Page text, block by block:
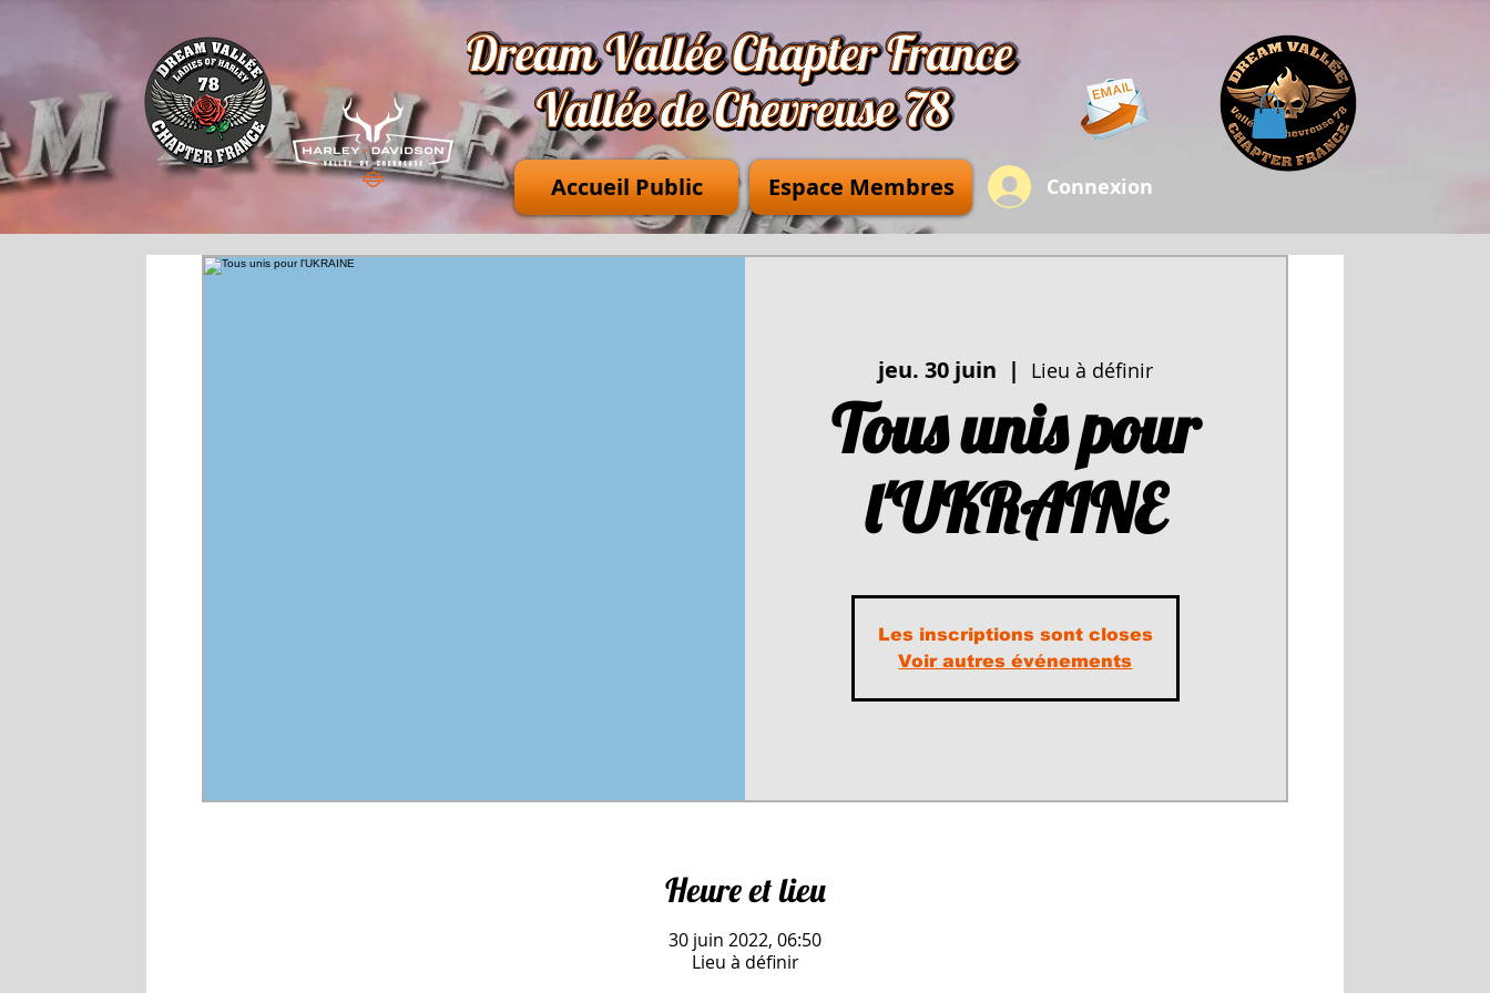
Accueil Public Espace Membres Connexion
jeu. 30 juin
  |
Lieu à définir
Tous unis pour
l'UKRAINE
Les inscriptions sont closes
Voir autres événements
Heure et lieu
30 juin 2022, 06:50
Lieu à définir